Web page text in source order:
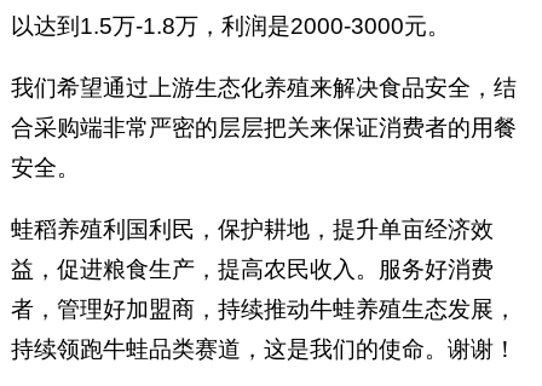
以达到1.5万-1.8万，利润是2000-3000元。
我们希望通过上游生态化养殖来解决食品安全，结
合采购端非常严密的层层把关来保证消费者的用餐
安全。
蛙稻养殖利国利民，保护耕地，提升单亩经济效
益，促进粮食生产，提高农民收入。服务好消费
者，管理好加盟商，持续推动牛蛙养殖生态发展，
持续领跑牛蛙品类赛道，这是我们的使命。谢谢！